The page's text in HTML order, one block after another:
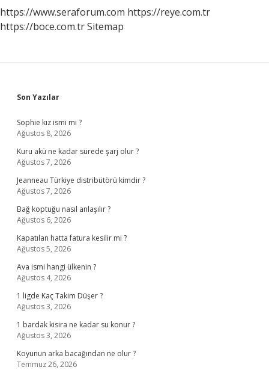
https://www.seraforum.com https://reye.com.tr
https://boce.com.trSitemap
Sidebar
Son Yazılar
Sophie kız ismi mi ?
Ağustos 8, 2026
Kuru akü ne kadar sürede şarj olur ?
Ağustos 7, 2026
Jeanneau Türkiye distribütörü kimdir ?
Ağustos 7, 2026
Bağ koptuğu nasıl anlaşılır ?
Ağustos 6, 2026
Kapatılan hatta fatura kesilir mi ?
Ağustos 5, 2026
Ava ismi hangi ülkenin ?
Ağustos 4, 2026
1 ligde Kaç Takim Düşer ?
Ağustos 3, 2026
1 bardak kisira ne kadar su konur ?
Ağustos 3, 2026
Koyunun arka bacağından ne olur ?
Temmuz 26, 2026